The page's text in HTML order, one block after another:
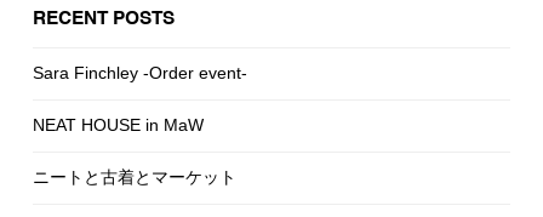
RECENT POSTS
Sara Finchley -Order event-
NEAT HOUSE in MaW
ニートと古着とマーケット